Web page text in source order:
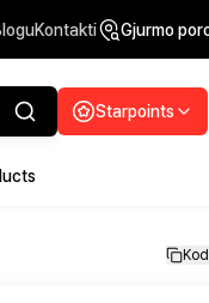
Kontakti Gjurmo
Starpoints